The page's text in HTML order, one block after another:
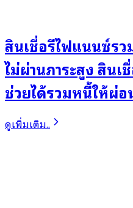
สินเชื่อรีไฟแนนซ์ร
ไม่ผ่านภาระสูง สิน
ช่วยได้รวมหนี้ให้ผ่อ
ดูเพิ่มเติม..